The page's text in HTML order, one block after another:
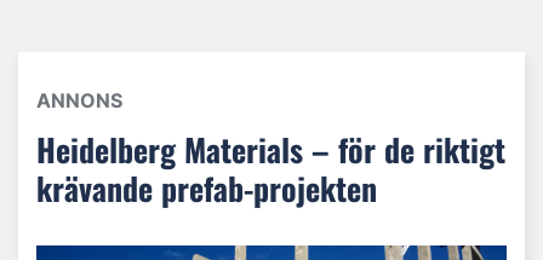
ANNONS
Heidelberg Materials – för de riktigt
krävande prefab-projekten